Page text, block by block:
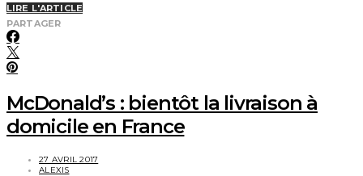
LIRE L'ARTICLE
PARTAGER
McDonald’s : bientôt la livraison à
domicile en France
27 AVRIL 2017
ALEXIS